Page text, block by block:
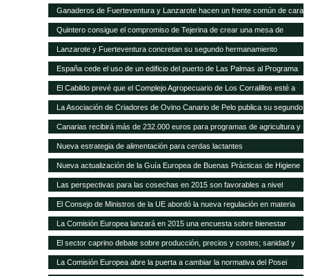
2014-2020
Ganaderos de Fuerteventura y Lanzarote hacen un frente común de cara
a la modificación del POSEI-2016
Quintero consigue el compromiso de Tejerina de crear una mesa de
trabajo para analizar la ficha adicional del POSEI
Lanzarote y Fuerteventura concretan su segundo hermanamiento
ganadero
España cede el uso de un edificio del puerto de Las Palmas al Programa
Mundial de Alimentos
El Cabildo prevé que el Complejo Agropecuario de Los Corralillos esté a
pleno rendimiento en un año
La Asociación de Criadores de Ovino Canario de Pelo publica su segundo
Catálogo de Sementales
Canarias recibirá más de 232.000 euros para programas de agricultura y
ganadería
Nueva estrategia de alimentación para cerdas lactantes
Nueva actualización de la Guía Europea de Buenas Prácticas de Higiene
para cereales y oleaginosas
Las perspectivas para las cosechas en 2015 son favorables a nivel
mundial, pero persisten puntos críticos de inseguridad alimentaria
El Consejo de Ministros de la UE abordó la nueva regulación en materia
de sanidad animal
La Comisión Europea lanzará en 2015 una encuesta sobre bienestar
animal
El sector caprino debate sobre producción, precios y costes; sanidad y
comercialización
La Comisión Europea abre la puerta a cambiar la normativa del Posei